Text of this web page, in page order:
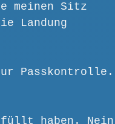
meinen Sitz
Landung
Passkontrolle.
haben. Nein